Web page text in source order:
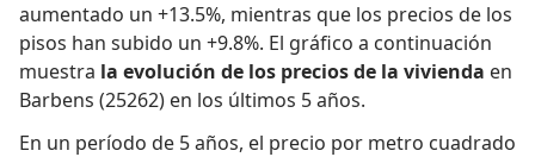
aumentado un +13.5%, mientras que los precios de los
pisos han subido un +9.8%. El gráfico a continuación
muestra la evolución de los precios de la vivienda en
Barbens (25262) en los últimos 5 años.
En un período de 5 años, el precio por metro cuadrado